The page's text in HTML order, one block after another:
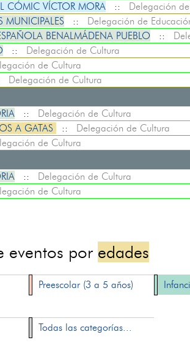
CÓMIC VÍCTOR MORA:: Delegación
MUNICIPALES :: Delegación de
BENALMÁDENA PUEBLO ::
:: Delegación de Cultura
de Cultura
Delegación de Cultura
:: Delegación de Cultura
A GATAS
:: Delegación de Cultura
de Cultura
:: Delegación de Cultura
de Cultura
eventos por edades
Preescolar (3 a 5 años)
Todas las categorías...